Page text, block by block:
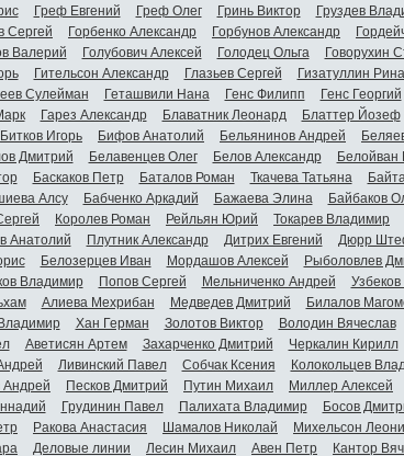
Греф Евгений Греф Олег Гринь Виктор Груздев
Сергей Горбенко Александр Горбунов Александр
Валерий Голубович Алексей Голодец Ольга Говорухин
Гительсон Александр Глазьев Сергей Гизатуллин
Сулейман Геташвили Нана Генс Филипп Генс Георгий
Гарез Александр Блаватник Леонард Блаттер Йозеф
Битков Игорь Бифов Анатолий Бельянинов Андрей
Дмитрий Белавенцев Олег Белов Александр
Баскаков Петр Баталов Роман Ткачева Татьяна
Алсу Бабченко Аркадий Бажаева Элина Байбаков
Королев Роман Рейльян Юрий Токарев Владимир
Анатолий Плутник Александр Дитрих Евгений Дюрр
Белозерцев Иван Мордашов Алексей Рыболовлев
Владимир Попов Сергей Мельниченко Андрей
Алиева Мехрибан Медведев Дмитрий Билалов
Хан Герман Золотов Виктор Володин Вячеслав
Аветисян Артем Захарченко Дмитрий Черкалин Кирилл
Ливинский Павел Собчак Ксения Колокольцев
Андрей Песков Дмитрий Путин Михаил Миллер Алексей
Грудинин Павел Палихата Владимир Босов
Ракова Анастасия Шамалов Николай Михельсон
Деловые линии Лесин Михаил Авен Петр Кантор